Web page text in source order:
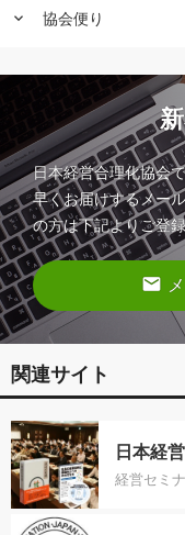
keyboard_arrow_down 協会便り
日本経営合理化協会
早くお届けするメー
の方は下記よりご登録
email
関連サイト
日本経
経営セミ